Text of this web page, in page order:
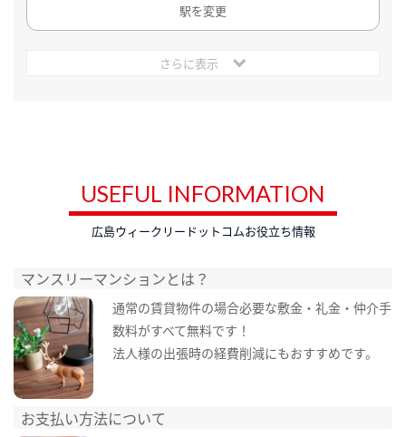
駅を変更
さらに表示
USEFUL INFORMATION
広島ウィークリードットコムお役立ち情報
マンスリーマンションとは？
通常の賃貸物件の場合必要な敷金・礼金・仲介手
数料がすべて無料です！
法人様の出張時の経費削減にもおすすめです。
お支払い方法について